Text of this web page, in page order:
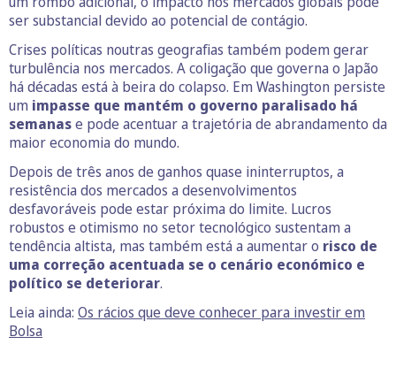
ser substancial devido ao potencial de contágio.
Crises políticas noutras geografias também podem gerar
turbulência nos mercados. A coligação que governa o Japão
há décadas está à beira do colapso. Em Washington persiste
um impasse que mantém o governo paralisado há
semanase pode acentuar a trajetória de abrandamento da
maior economia do mundo.
Depois de três anos de ganhos quase ininterruptos, a
resistência dos mercados a desenvolvimentos
desfavoráveis pode estar próxima do limite. Lucros
robustos e otimismo no setor tecnológico sustentam a
tendência altista, mas também está a aumentar o risco de
uma correção acentuada se o cenário económico e
político se deteriorar.
Leia ainda: Os rácios que deve conhecer para investir em
Bolsa